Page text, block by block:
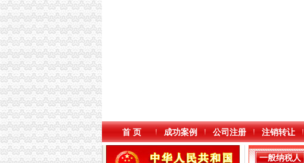
首 页 成功案例 公司注册 注销转让
一般纳税人